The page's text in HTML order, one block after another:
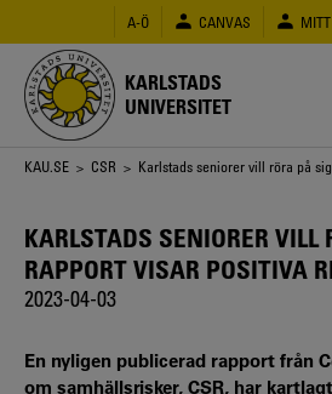
huvudinnehåll
A-Ö CANVAS
KARLSTADS
UNIVERSITET
Länkstig
KAU.SE > CSR > Karlstads seniorer vill röra på
KARLSTADS SENIORER VILL
RAPPORT VISAR POSITIVA
2023-04-03
En nyligen publicerad rapport från
om samhällsrisker, CSR, har